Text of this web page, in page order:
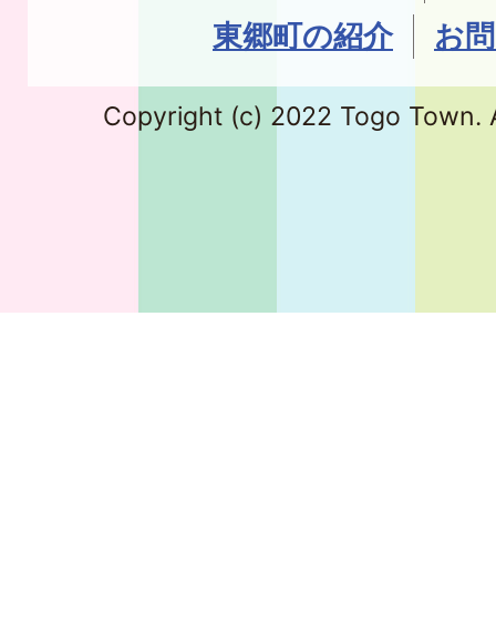
東郷町の紹介
お
Copyright (c) 2022 Togo Town.